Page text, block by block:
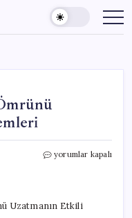
Akıllı
Etkili
Yöntemleri
yorumlar kapalı